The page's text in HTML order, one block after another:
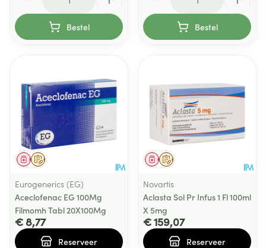
Bestel Bestel
Op voorschrift
Geneesmiddel
Eurogenerics (EG)
Aceclofenac EG 100Mg
Filmomh Tabl 20X100Mg
€ 8,77
Reserveer
Op voorschrift
Geneesmiddel
Novartis
Aclasta Sol Pr Infus 1 Fl 100ml
X 5mg
€ 159,07
Reserveer